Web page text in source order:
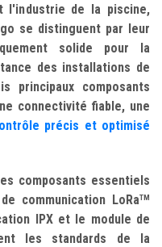
l'industrie de la piscine,
se distinguent par leur
solide pour la
des installations de
principaux composants
connectivité fiable, une
précis et optimisé
composants essentiels
communication LoRaTM
IPX et le module de
les standards de la